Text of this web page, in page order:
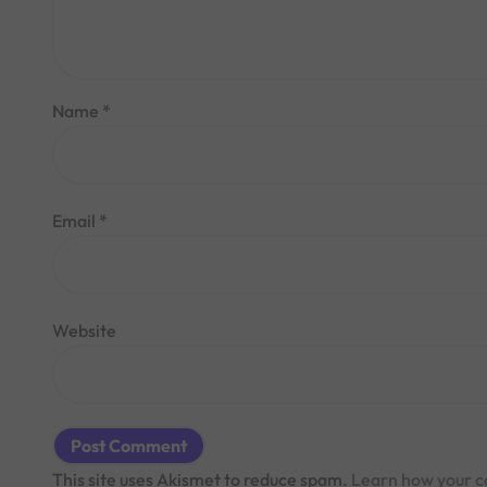
Name *
Email *
Website
This site uses Akismet to reduce spam. Learn how your